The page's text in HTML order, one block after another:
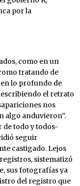
por la
como en un
tratando de
lo profundo de
el retrato
nos
algo anduvieron”.
de todo y todos-
seguir
castigado. Lejos
sistematizó
sus fotografías ya
del registro que